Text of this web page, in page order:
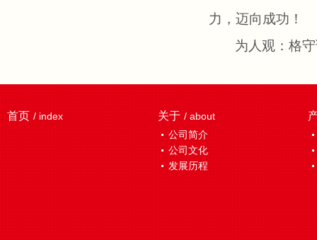
力，迈向成功！
为人观：格
首页 / index 关于 / about
公司简介
公司文化
发展历程